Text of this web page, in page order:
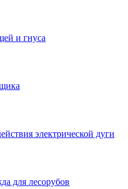
и гнуса
электрической дуги
для лесорубов